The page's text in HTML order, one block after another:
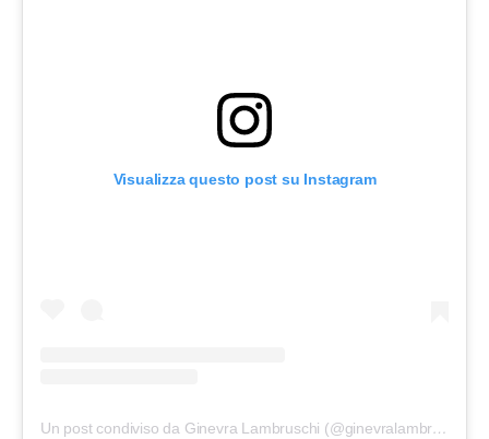
Visualizza questo post su Instagram
Un post condiviso da Ginevra Lambruschi (@ginevralambruschi)